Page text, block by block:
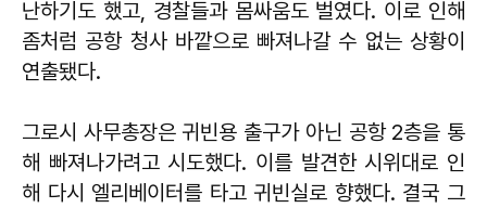
난하기도 했고, 경찰들과 몸싸움도 벌였다. 이로 인해
좀처럼 공항 청사 바깥으로 빠져나갈 수 없는 상황이
연출됐다.
그로시 사무총장은 귀빈용 출구가 아닌 공항 2층을 통
해 빠져나가려고 시도했다. 이를 발견한 시위대로 인
해 다시 엘리베이터를 타고 귀빈실로 향했다. 결국 그